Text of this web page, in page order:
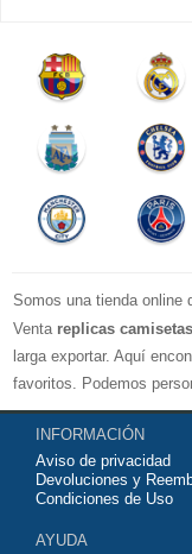
Somos una tienda online
Venta replicas
larga exportar. Aquí
favoritos. Podemos
quieras. Nuestras
tailandesa por lo que
con ella. Estas
servirán para jugar al
contáctanos y haremos
INFORMACIÓN
Aviso de privacidad
Devoluciones y
Condiciones de Uso
AYUDA